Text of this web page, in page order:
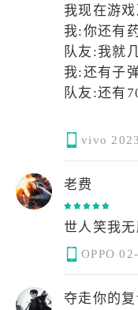
我现在游
我:你还有
队友:我就
我:还有子
队友:还有
队友:Let's
vivo
老费
世人笑我无
OPPO
夺走你的